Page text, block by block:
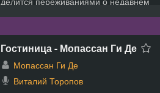
ра...
Гостиница - Мопассан Ги Де
Мопассан Ги Де
Виталий Торопов